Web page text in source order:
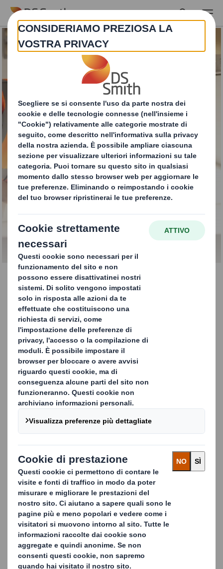
Skip to main content
Servizio di
valutazione della
riciclabilità (RES)
Che cos’è il RES?
DS Smith collabora con aziende esterne di ogni
dimensione per testare e sviluppare tecnologie e
soluzioni rivoluzionarie a livello internazionale.
Progettato per chi produce, specifica o sviluppa
imballaggi a base di fibre, il nostro Servizio di valutazione
della riciclabilità (Recyclability Evaluation Service, RES)
offre una valutazione dettagliata della riciclabilità dei
tuoi imballaggi, dimostrando la nostra attenzione alla
sostenibilità e promuovendo un’economia circolare.